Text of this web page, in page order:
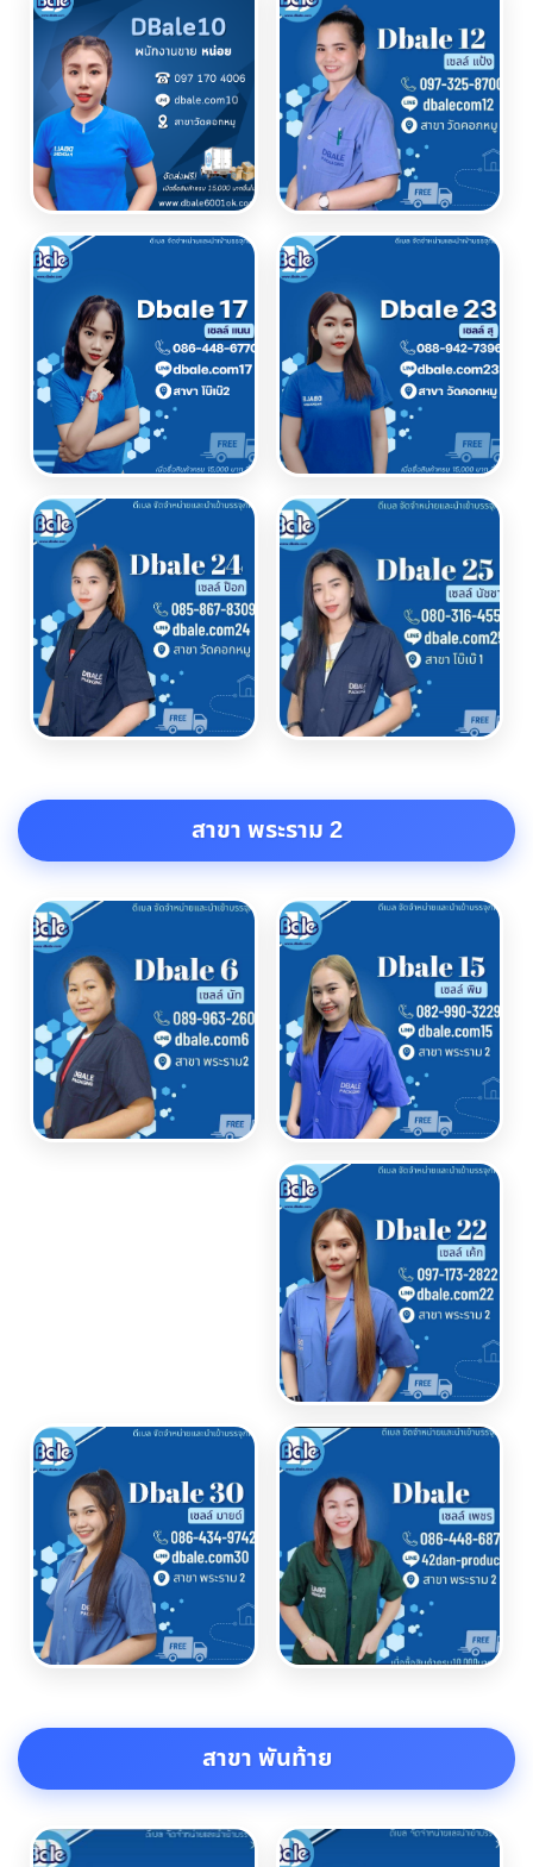
สาขา พระราม 2
สาขา พันท้าย